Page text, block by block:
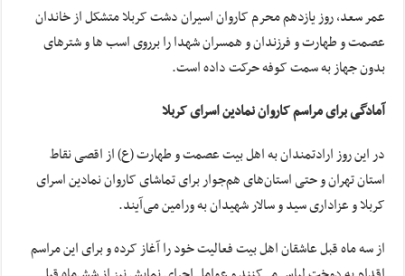
عمر سعد، روز یازدهم محرم کاروان اسیران دشت کربلا متشکل از خاندان
عصمت و طهارت و فرزندان و همسران شهدا را برروی اسب ها و شترهای
بدون جهاز به سمت کوفه حرکت داده است.
آمادگی برای مراسم کاروان نمادین اسرای کربلا
در این روز ارادتمندان به اهل بیت عصمت و طهارت (ع) از اقصی نقاط
استان تهران و حتی استان‌های هم‌جوار برای تماشای کاروان نمادین اسرای
کربلا و عزاداری سید و سالار شهیدان به ورامین می‌آیند.
از سه ماه قبل عاشقان اهل بیت فعالیت خود را آغاز کرده و برای این مراسم